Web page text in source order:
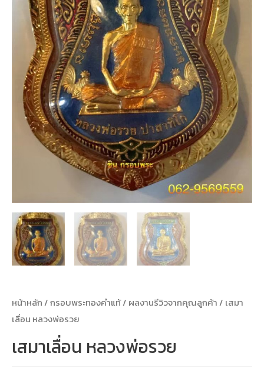
หน้าหลัก /กรอบพระทองคำแท้/ ผลงานรีวิวจากคุณลูกค้า / เสมา
เลื่อน หลวงพ่อรวย
เสมาเลื่อน หลวงพ่อรวย